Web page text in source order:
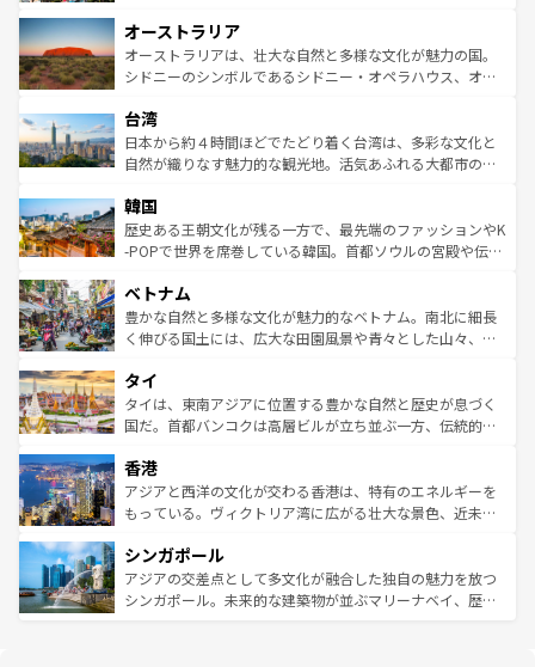
部のニューオーリンズでは、音楽と美食が融合した独特の
文化が魅力。旅行者はアメリカの各地域で異なる魅力を楽
しみながら、その多様性と豊かな歴史を感じることができ
ならではの贅沢な旅のスタイルだ。 なお、新着のアメリカ
情報はコンテンツ一覧を参照してほしい。
ワイ島は見逃せない。また、定番の観光地といえばオアフ
島だが、静かな自然を求めるならマウイ島やカウアイ島が
おすすめ。エメラルドグリーンに輝く海をはじめ、豊かな
れるおもてなしの心で訪れる人々を迎えてくれるハワイの
人々、おいしいローカルフードやハワイアンミュージッ
ク、伝統的なフラダンスなど、すべてがハワイの魅力を彩
ワイを、存分に味わってほしい。 なお、新着のハワイ情報
はコンテンツ一覧を参照してほしい。
オーストラリア
オーストラリアは、壮大な自然と多様な文化が魅力の国。
シドニーのシンボルであるシドニー・オペラハウス、オー
リアリーフや大陸中央部にそびえるウルル（エアーズロッ
ク）、タスマニアの美しい原生林やケアンズの熱帯雨林な
ど、見どころがたくさん。また、カフェやワイン、オージ
いる。アクティビティも充実しており、サーフィンやダイ
ビング、ハイキングなど、アウトドア好きにはたまらな
い。オーストラリアの多彩な魅力を存分に味わいつくそ
参照してほしい。
台湾
日本から約４時間ほどでたどり着く台湾は、多彩な文化と
自然が織りなす魅力的な観光地。活気あふれる大都市の台
ン）、静ひつな山岳地帯である台湾東部など、都市の喧騒
と山間の静けさが共存しており、訪れる人に新しい発見と
驚きをもたらしてくれる。また、奥深い台湾の食文化も魅
容にもいいと評判のスイーツなど、バラエティ豊かな料理
が味わえる。 なお、新着の台湾情報は コンテンツ一覧を参
照してほしい。
韓国
歴史ある王朝文化が残る一方で、最先端のファッションやK
-POPで世界を席巻している韓国。首都ソウルの宮殿や伝統
き、地方に足を延ばせば四季折々の自然美を楽しむことが
できる。そして、キムチや焼肉、絶品のストリートフード
まで、さまざまな韓国料理が待っている。夜には、韓国な
リティに包まれながら、韓国の多彩な魅力を心ゆくまで味
わってみてほしい。 なお、新着の韓国情報はコンテンツ一
覧を参照してほしい。
ベトナム
豊かな自然と多様な文化が魅力的なベトナム。南北に細長
く伸びる国土には、広大な田園風景や青々とした山々、世
急速な発展と共に伝統が息づく。ハノイの古い町並みやホ
ーチミン市のフランス統治時代の建物も、独特の雰囲気を
醸し出している。また、バラエティの豊かさとおいしさで
とつ。フォーやバインミー、ベトナムコーヒーなどは、ぜ
ひ現地で味わいたい。どの地域を訪れてもあたたかい人々
が旅行者を迎えてくれるので、きっと忘れられない旅にな
参照してほしい。
タイ
タイは、東南アジアに位置する豊かな自然と歴史が息づく
国だ。首都バンコクは高層ビルが立ち並ぶ一方、伝統的な
の活気が交差している。北部ではチェンマイなどの山岳地
帯で自然と触れ合い、南部ではプーケットやクラビの美し
いビーチでリゾート気分を楽しむことができる。タイ料理
激する。気候は一年中温暖で、どの季節にも異なる楽しみ
が待っている。親しみやすいタイの人々、仏教を中心とし
た文化、そして多様な観光資源が、訪れる旅人を魅了し続
香港
アジアと西洋の文化が交わる香港は、特有のエネルギーを
もっている。ヴィクトリア湾に広がる壮大な景色、近未来
み、どこを訪れても感動するはず。観光スポットが密集し
ており、効率よく見どころを回れるのも魅力。息をのむよ
うな絶景から文化的な体験まで、香港を存分に楽しみ尽く
シンガポール
アジアの交差点として多文化が融合した独自の魅力を放つ
シンガポール。未来的な建築物が並ぶマリーナベイ、歴史